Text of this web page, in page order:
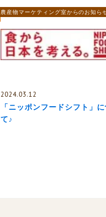
農産物マーケティング室からのお知ら
2024.03.12
「ニッポンフードシフト」
て♪